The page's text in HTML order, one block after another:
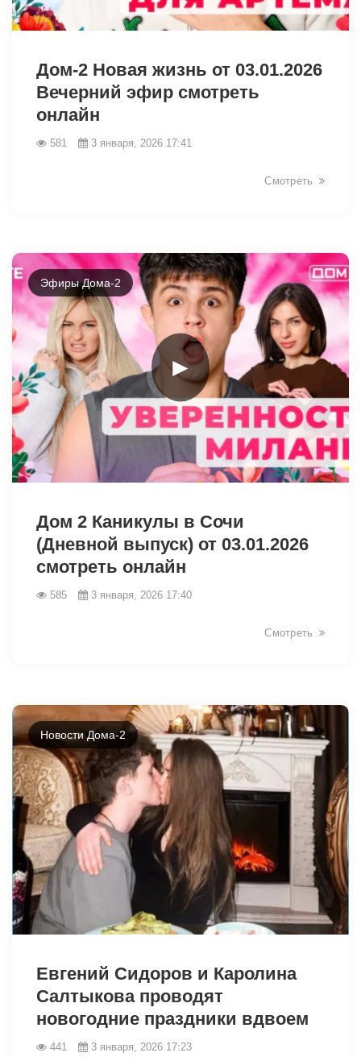
Дом-2 Новая жизнь от 03.01.2026
Вечерний эфир смотреть
онлайн
581 3 января, 2026 17:41
Смотреть
►
Эфиры Дома-2
Дом 2 Каникулы в Сочи
(Дневной выпуск) от 03.01.2026
смотреть онлайн
585 3 января, 2026 17:40
Смотреть
Новости Дома-2
Евгений Сидоров и Каролина
Салтыкова проводят
новогодние праздники вдвоем
441 3 января, 2026 17:23